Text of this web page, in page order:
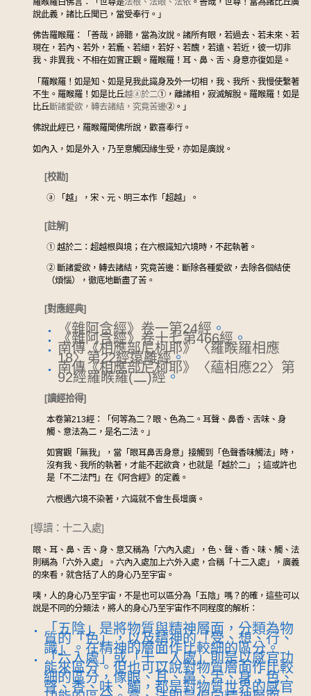
羅睺羅白佛言：「世尊是法根、法眼、法依 。善哉，世尊！當為諸比丘廣
說此義，諸比丘聞已，當受奉行。」
佛告羅睺羅：「善哉，諦聽，當為汝說。諸所有眼，若過去、若未來、若
現在，若內、若外，若麁、若細，若好、若醜，若遠、若近，彼一切非
我、非異我、不相在如實正觀。羅睺羅！耳、鼻、舌、身意亦復如是。
「羅睺羅！如是知、如是見我此識身及外一切相，我、我所、我慢使繫著
不生。羅睺羅！如是比丘越ⓐ於二① ，離諸相，寂滅解脫。羅睺羅！如是
比丘斷諸愛欲，轉去諸結，究竟苦邊② 。」
佛說此經已，羅睺羅聞佛所說，歡喜奉行。
如內入，如是外入，乃至意觸因緣生受，亦如是廣說。
[校勘]
ⓐ 「越」，宋、元、明三本作「超越」。
[註解]
① 越於二：超越根與境；在六根識知六境時，不起執著。
② 斷諸愛欲，轉去諸結，究竟苦邊：斷除各種愛欲，去除各個結使
（煩惱），徹底地斷盡了苦。
[對應經典]
《雜阿含經》卷一第24經 。
《雜阿含經》卷十七第466經。
南傳《相應部尼柯耶》〈羅睺羅相應
18〉第22經遠離經。
南傳《相應部尼柯耶》〈蘊相應22〉第
92經羅睺羅(二)經。
[讀經拾得]
本卷第213經：「何等為二？眼、色為二。耳聲、鼻香、舌味、身
觸、意法為二，是名二法。」
如實觀「無我」，當「眼耳鼻舌身意」接觸到「色聲香味觸法」時，
沒有我、我所的執著，才能不起欲貪，也就是「越於二」；這或許也
是「不二法門」在《阿含經》的定義。
六根遇六境不染著，六識就不會生長增廣。
[導讀：十二入處]
眼、耳、鼻、舌、身、意又稱為「六內入處」，色、聲、香、味、觸、法
則稱為「六外入處」。六內入處加上六外入處，合稱「十二入處」，廣義
的來看，就含括了人的身心乃至宇宙。
咦，人的身心乃至宇宙，不是也可以區分為「五陰」嗎？的確，這些可以
說是不同的分類法，將人的身心乃至宇宙作不同程度的解析：
「五陰」是將物質與精神層面，分類為物
質的「色」，以及精神的「受、想、行、
識」。在精神的層面作比較細的區分。
「六入處」或「十二入處」則是以感官功
能來區分。但也可以說對物質層面作比較
細的區分，像眼、耳、鼻、舌、身；色、
聲、香、味、觸，都是對物質世界的感官